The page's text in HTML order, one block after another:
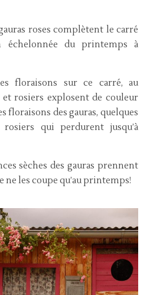
roses complètent le carré
échelonnée du printemps à
floraisons sur ce carré, au
rosiers explosent de couleur
floraisons des gauras, quelques
qui perdurent jusqu’à
sèches des gauras prennent
ne les coupe qu’au printemps!